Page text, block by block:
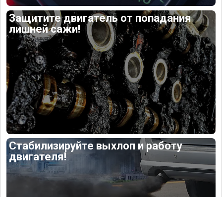
Защитите двигатель от попадания
лишней сажи!
Стабилизируйте выхлоп и работу
двигателя!